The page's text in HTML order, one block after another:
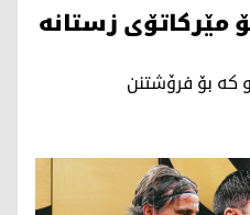
مێرکاتۆی زستانە
کە بۆ فرۆشتنن